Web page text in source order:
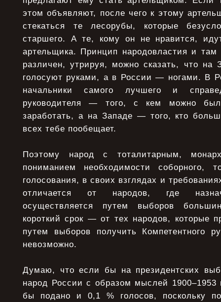
этом объявляют, после чего к этому
стекаться те лесорубы, которые
старшего. А те, кому он не нравится,
артельщика. Принцип народовластия и
различен, утрируя, можно сказать, что на
голосуют руками, а в России — ногами. В
начальники самого лучшего и
руководителя — того, с кем можно
заработать, а на Западе — того, кто
всех тебе пообещает.
Поэтому народ с тоталитарным,
пониманием необходимости соборного,
голосования, в своих взглядах и
отличается от народов, где
осуществляется путем выборов
короткий срок — от тех народов, которые
путем выборов получить Компетентного
невозможно.
Думаю, что если бы на президентских
народ России с образом мыслей
бы подано и 0,1 % голосов, поскольку